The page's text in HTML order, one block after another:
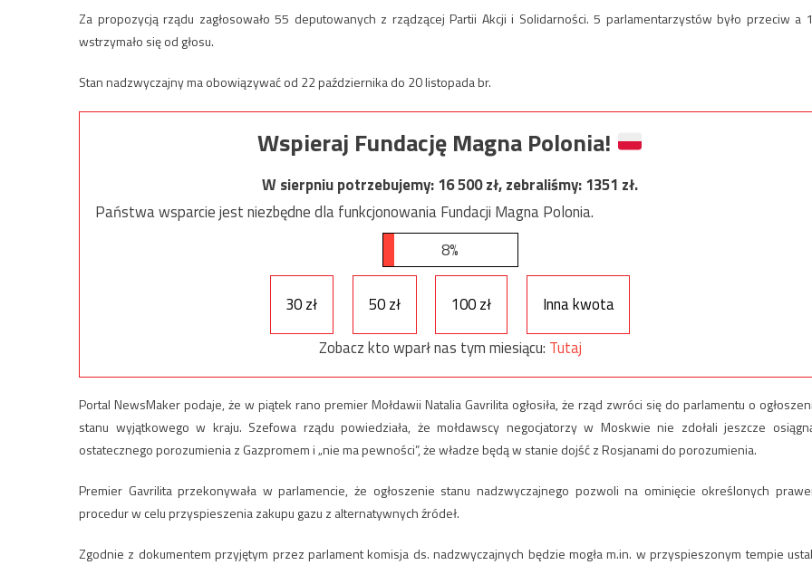
Za propozycją rządu zagłosowało 55 deputowanych z rządzącej Partii Akcji i Solidarności. 5 parlamentarzystów było przeciw a
wstrzymało się od głosu.
Stan nadzwyczajny ma obowiązywać od 22 października do 20 listopada br.
Wspieraj Fundację Magna Polonia!
W sierpniu potrzebujemy:16 500zł, zebraliśmy:1351 zł.
Państwa wsparcie jest niezbędne dla funkcjonowania Fundacji Magna Polonia.
8%
30 zł 50 zł 100 zł
Inna kwota
Zobacz kto wparł nas tym miesiącu: Tutaj
Portal NewsMaker podaje, że w piątek rano premier Mołdawii Natalia Gavrilita ogłosiła, że ​​rząd zwróci się do parlamentu o
stanu wyjątkowego w kraju. Szefowa rządu powiedziała, że mołdawscy negocjatorzy w Moskwie nie zdołali jeszcze
ostatecznego porozumienia z Gazpromem i „nie ma pewności”, że władze będą w stanie dojść z Rosjanami do porozumienia.
Premier Gavrilita przekonywała w parlamencie, że ogłoszenie stanu nadzwyczajnego pozwoli na ominięcie określonych
procedur w celu przyspieszenia zakupu gazu z alternatywnych źródeł.
Zgodnie z dokumentem przyjętym przez parlament komisja ds. nadzwyczajnych będzie mogła m.in. w przyspieszonym tempie